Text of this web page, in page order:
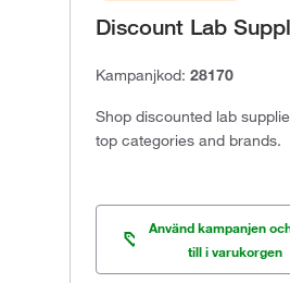
Discount Lab
Kampanjkod: 28170
Shop discounted lab
top categories and brands.
Använd kampanjen
till i varukorgen